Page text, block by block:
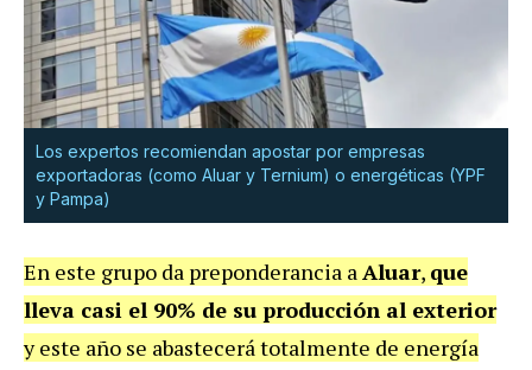
Los expertos recomiendan apostar por empresas
exportadoras (como Aluar y Ternium) o energéticas (YPF
y Pampa)
En este grupo da preponderancia aAluar, que
lleva casi el 90% de su producción al exterior
y este año se abastecerá totalmente de energía